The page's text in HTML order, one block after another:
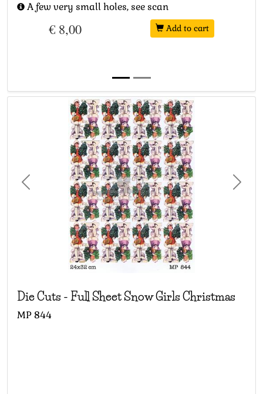
A few very small holes, see scan
€ 8,00 Add to cart
Die Cuts - Full Sheet Snow Girls Christmas
MP844
Previous Next